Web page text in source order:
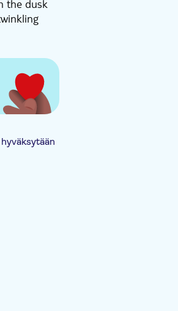
the dusk
local
Pacific
across